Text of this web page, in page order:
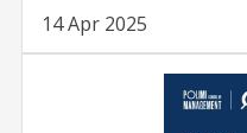
14 Apr 2025